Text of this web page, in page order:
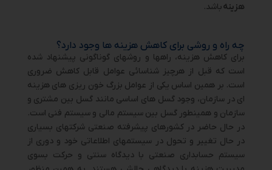
هزینهباشد.
چه راه و روشی برای کاهش هزینه ها وجود دارد؟
برای کاهش هزینه، راهها و روشهای گوناگونی پیشنهاد شده
است که قبل از هرچیز شناسائی عوامل قابل کاهش ضروری
است. بر همین اساس یکی از عوامل بزرگ خون ریزی های هزینه
ای در سازمان، وجود گسل های اساسی مانند گسل بین مشتری و
سازمان و همینطور گسل بین سیستم مالی و سیستم فنی است.
در حال حاضر در کشورهای پیشرفته صنعتی شرکتهای بسیاری
در حال تغییر و تحول در سیستمهای اطلاعاتی خود و دوری از
سیستم حسابداری صنعتی با دیدگاه سنتی و حرکت بسوی